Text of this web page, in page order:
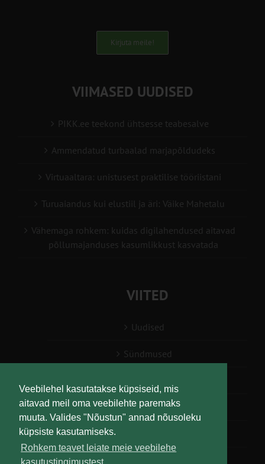
Veebilehel kasutatakse küpsiseid, mis
aitavad meil oma veebilehte paremaks
muuta. Valides "Nõustun" annad nõusoleku
küpsiste kasutamiseks.
Rohkem teavet leiate meie veebilehe
Kirjuta meile!
VIIMASED UUDISED
PIKK.ee teekond ühtsesse teabesalve
Ammendatud turbaalad marjapõldudeks
Virtuaaltara: unistusest praktilise tööriistani
Turuaiandus kui elustiil ja äri: Väike Mahetalu
Vähemaga rohkem: kuidas digilahendused aitavad
põllumajanduses kasumlikkust kasvatada
VIITED
Uudised
Sündmused
Teabesalv
Liitu uudiskirjaga